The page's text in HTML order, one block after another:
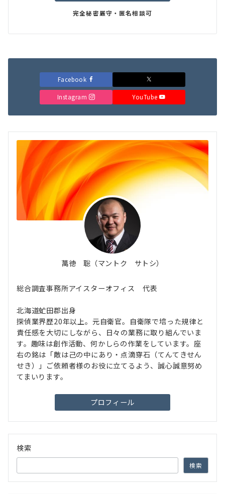
完全秘密厳守・匿名相談可
Facebook
Instagram YouTube
萬徳 聡（マントク サトシ）
総合調査事務所アイスターオフィス 代表
北海道虻田郡出身
探偵業界歴20年以上。元自衛官。自衛隊で培った規律と
責任感を大切にしながら、日々の業務に取り組んでいま
す。趣味は創作活動、何かしらの作業をしています。座
右の銘は「敵は己の中にあり・点滴穿石（てんてきせん
せき）」ご依頼者様のお役に立てるよう、誠心誠意努め
てまいります。
プロフィール
検索
検索